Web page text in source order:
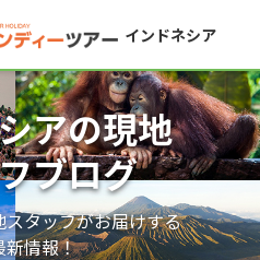
インドネシア
アの現地
ブログ
タッフがお届けする
新情報！
戻る
動物系
戻る
離島ツアー
戻る
世界遺産
戻る
秘境